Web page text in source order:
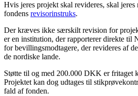
Hvis jeres projekt skal revideres, skal
fondens revisorinstruks.
Der kræves ikke særskilt revision for
er en institution, der rapporterer direkte til
for bevillingsmodtagere, der revideres af
de nordiske lande.
Støtte til og med 200.000 DKK er fritaget
Projektet kan dog udtages til
fald af fonden.